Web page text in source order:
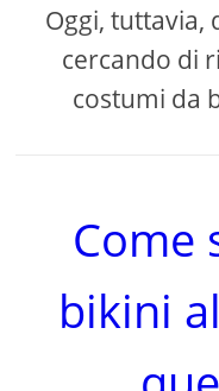
Oggi, tuttavia,
cercando di
costumi da
Come
bikini